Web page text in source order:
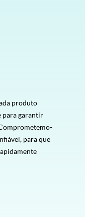
produto
para garantir
para que